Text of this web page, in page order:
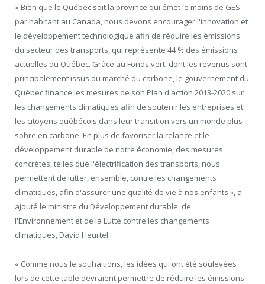
« Bien que le Québec soit la province qui émet le moins de GES
par habitant au Canada, nous devons encourager l'innovation et
le développement technologique afin de réduire les émissions
du secteur des transports, qui représente 44 % des émissions
actuelles du Québec. Grâce au Fonds vert, dont les revenus sont
principalement issus du marché du carbone, le gouvernement du
Québec finance les mesures de son Plan d'action 2013-2020 sur
les changements climatiques afin de soutenir les entreprises et
les citoyens québécois dans leur transition vers un monde plus
sobre en carbone. En plus de favoriser la relance et le
développement durable de notre économie, des mesures
concrètes, telles que l'électrification des transports, nous
permettent de lutter, ensemble, contre les changements
climatiques, afin d'assurer une qualité de vie à nos enfants », a
ajouté le ministre du Développement durable, de
l'Environnement et de la Lutte contre les changements
climatiques, David Heurtel.
« Comme nous le souhaitions, les idées qui ont été soulevées
lors de cette table devraient permettre de réduire les émissions